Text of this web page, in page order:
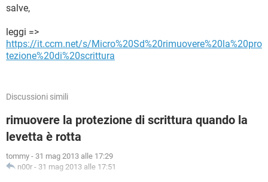
salve,
leggi =>
https://it.ccm.net/s/Micro%20Sd%20rimuovere%20la%20pro
tezione%20di%20scrittura
Discussioni simili
rimuovere la protezione di scrittura quando la
levetta è rotta
tommy - 31 mag 2013 alle 17:29
n00r - 31 mag 2013 alle 17:51